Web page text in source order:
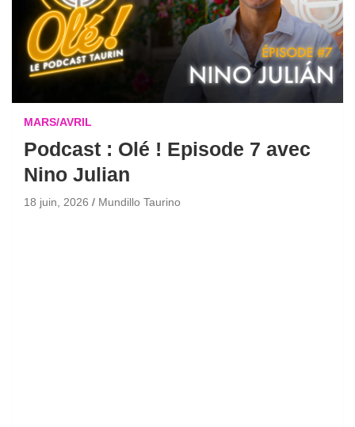
MARS/AVRIL
Podcast : Olé ! Episode 7 avec
Nino Julian
18 juin, 2026 Mundillo Taurino